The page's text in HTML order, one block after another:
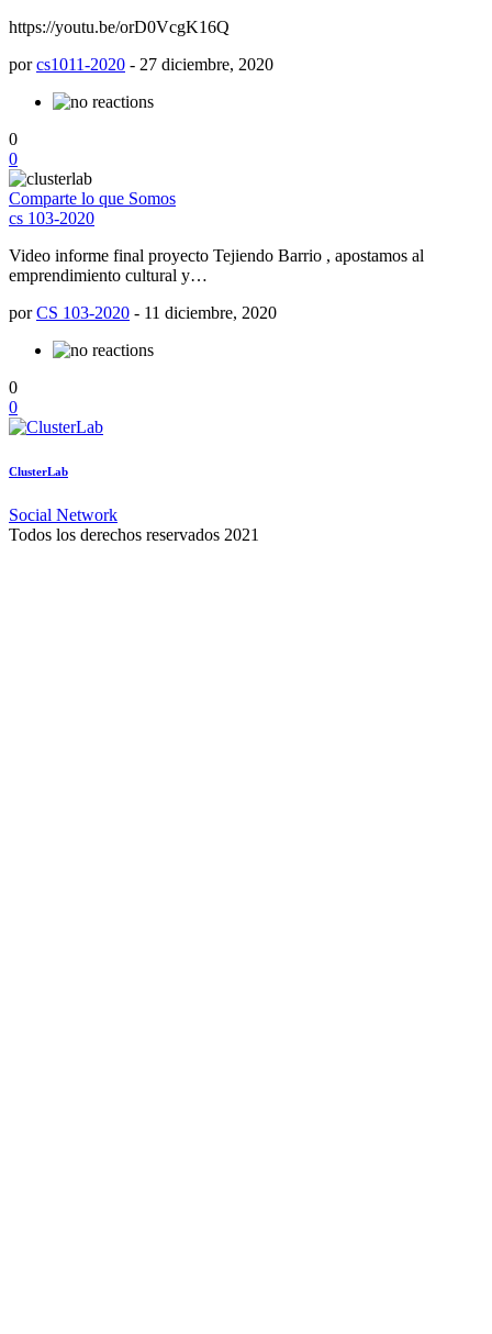
https://youtu.be/orD0VcgK16Q
porcs1011-2020 - 27 diciembre, 2020
0
0
Comparte lo que Somos
cs 103-2020
Video informe final proyecto Tejiendo Barrio , apostamos al
emprendimiento cultural y…
porCS 103-2020 - 11 diciembre, 2020
0
0
ClusterLab
Social Network
Todos los derechos reservados 2021